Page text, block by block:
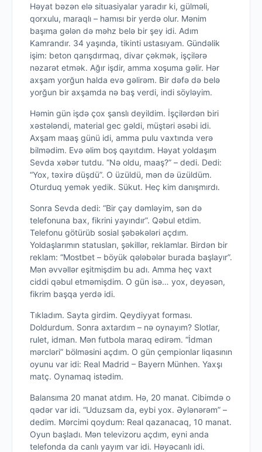
Həyat bəzən elə situasiyalar yaradır ki, gülməli,
qorxulu, maraqlı – hamısı bir yerdə olur. Mənim
başıma gələn də məhz belə bir şey idi. Adım
Kamrandır. 34 yaşında, tikinti ustasıyam. Gündəlik
işim: beton qarışdırmaq, divar çəkmək, işçilərə
nəzarət etmək. Ağır işdir, amma xoşuma gəlir. Hər
axşam yorğun halda evə gəlirəm. Bir dəfə də belə
yorğun bir axşamda nə baş verdi, indi söyləyim.
Həmin gün işdə çox şanslı deyildim. İşçilərdən biri
xəstələndi, material gec gəldi, müştəri əsəbi idi.
Axşam maaş günü idi, amma pulu vaxtında verə
bilmədim. Evə əlim boş qayıtdım. Həyat yoldaşım
Sevda xəbər tutdu. “Nə oldu, maaş?” – dedi. Dedi:
“Yox, təxirə düşdü”. O üzüldü, mən də üzüldüm.
Oturduq yemək yedik. Sükut. Heç kim danışmırdı.
Sonra Sevda dedi: “Bir çay dəmləyim, sən də
telefonuna bax, fikrini yayındır”. Qəbul etdim.
Telefonu götürüb sosial şəbəkələri açdım.
Yoldaşlarımın statusları, şəkillər, reklamlar. Birdən bir
reklam: “Mostbet – böyük qələbələr burada başlayır”.
Mən əvvəllər eşitmişdim bu adı. Amma heç vaxt
ciddi qəbul etməmişdim. O gün isə… yox, deyəsən,
fikrim başqa yerdə idi.
Tıkladım. Sayta girdim. Qeydiyyat forması.
Doldurdum. Sonra axtardım – nə oynayım? Slotlar,
rulet, idman. Mən futbola maraq edirəm. “İdman
mərcləri” bölməsini açdım. O gün çempionlar liqasının
oyunu var idi: Real Madrid – Bayern Münhen. Yaxşı
matç. Oynamaq istədim.
Balansıma 20 manat atdım. Hə, 20 manat. Cibimdə o
qədər var idi. “Uduzsam da, eybi yox. Əylənərəm” –
dedim. Mərcimi qoydum: Real qazanacaq, 10 manat.
Oyun başladı. Mən televizoru açdım, eyni anda
telefonda da canlı yayım var idi. Həyəcanlı idi.